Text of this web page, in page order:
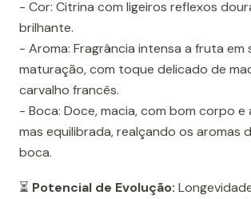
- Cor: Citrina com ligeiros reflexos
brilhante.
- Aroma: Fragrância intensa a fruta em
maturação, com toque delicado de
carvalho francês.
- Boca: Doce, macia, com bom corpo e
mas equilibrada, realçando os aromas
boca.
⏳ Potencial de Evolução: